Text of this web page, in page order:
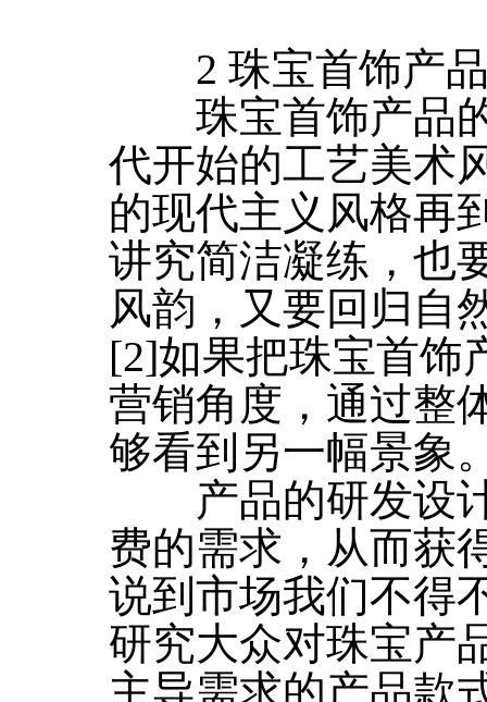
2 珠宝首饰产品
珠宝首饰产品的
代开始的工艺美术
的现代主义风格再
讲究简洁凝练，也
风韵，又要回归自
[2]如果把珠宝首饰
营销角度，通过整
够看到另一幅景象
产品的研发设计
费的需求，从而获
说到市场我们不得
研究大众对珠宝产